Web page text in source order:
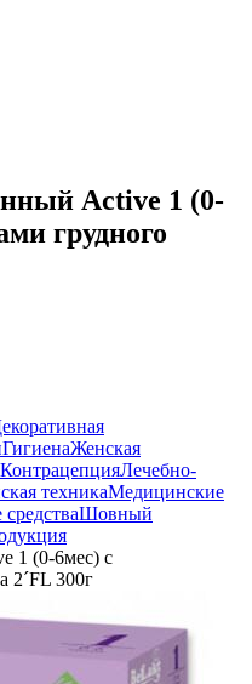
Active 1 (0-
грудного
ГигиенаЖенская
КонтрацепцияЛечебно-
техникаМедицинские
Шовный
1 (0-6мес) с
2´FL 300г